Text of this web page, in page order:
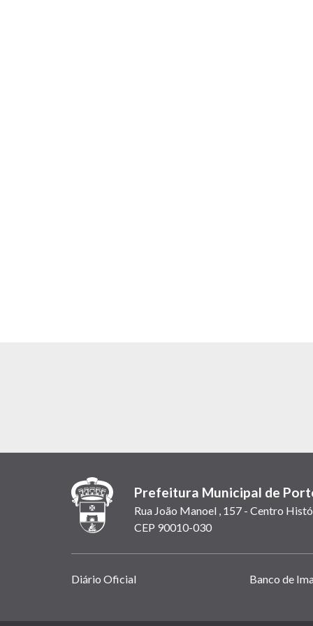
Prefeitura Municipal de
Rua João Manoel , 157 - Centro
CEP 90010-030
Links
Diário Oficial Banco de